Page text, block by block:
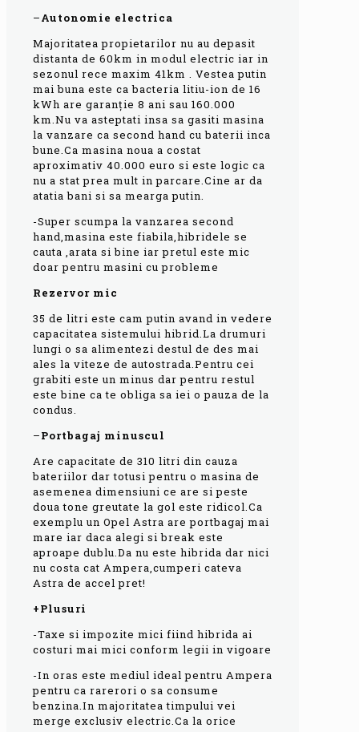
–Autonomie electrica
Majoritatea propietarilor nu au depasit
distanta de 60km in modul electric iar in
sezonul rece maxim 41km . Vestea putin
mai buna este ca bacteria litiu-ion de 16
kWh are garanție 8 ani sau 160.000
km.Nu va asteptati insa sa gasiti masina
la vanzare ca second hand cu baterii inca
bune.Ca masina noua a costat
aproximativ 40.000 euro si este logic ca
nu a stat prea mult in parcare.Cine ar da
atatia bani si sa mearga putin.
-Super scumpa la vanzarea second
hand,masina este fiabila,hibridele se
cauta ,arata si bine iar pretul este mic
doar pentru masini cu probleme
Rezervor mic
35 de litri este cam putin avand in vedere
capacitatea sistemului hibrid.La drumuri
lungi o sa alimentezi destul de des mai
ales la viteze de autostrada.Pentru cei
grabiti este un minus dar pentru restul
este bine ca te obliga sa iei o pauza de la
condus.
–Portbagaj minuscul
Are capacitate de 310 litri din cauza
bateriilor dar totusi pentru o masina de
asemenea dimensiuni ce are si peste
doua tone greutate la gol este ridicol.Ca
exemplu un Opel Astra are portbagaj mai
mare iar daca alegi si break este
aproape dublu.Da nu este hibrida dar nici
nu costa cat Ampera,cumperi cateva
Astra de accel pret!
+Plusuri
-Taxe si impozite mici fiind hibrida ai
costuri mai mici conform legii in vigoare
-In oras este mediul ideal pentru Ampera
pentru ca rarerori o sa consume
benzina.In majoritatea timpului vei
merge exclusiv electric.Ca la orice